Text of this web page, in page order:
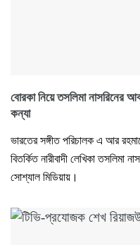
বোরকা নিয়ে তসলিমা নাসরিনের
কন্যা
ভারতের সঙ্গীত পরিচালক এ আর
বিতর্কিত নারীবাদী লেখিকা
সোশ্যাল মিডিয়ায়।